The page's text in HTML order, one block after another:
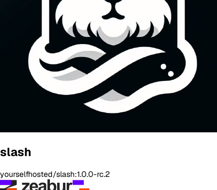
slash
yourselfhosted/slash:1.0.0-rc.2